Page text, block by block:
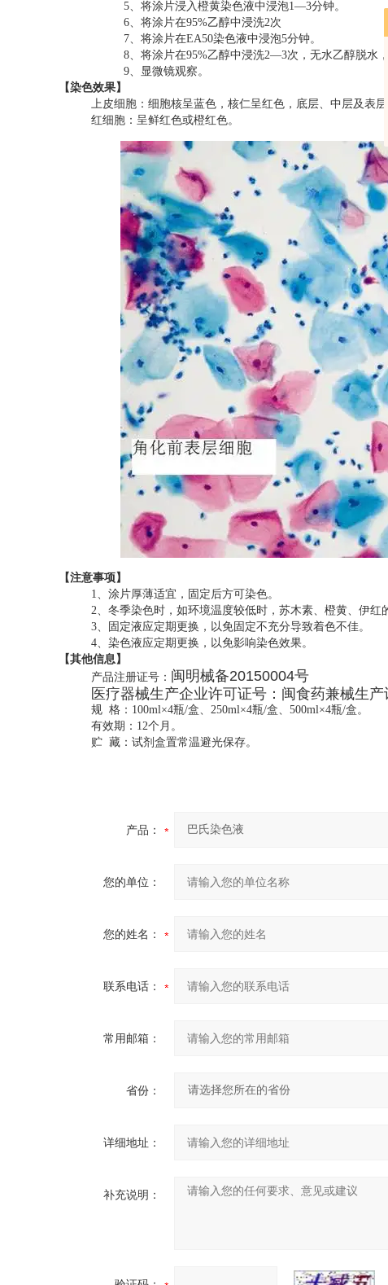
5、将涂片浸入橙黄染色液中浸泡1—3分钟。
6、将涂片在95%乙醇中浸洗2次
7、将涂片在EA50染色液中浸泡5分钟。
8、将涂片在95%乙醇中浸洗2—3次，无水乙醇脱水
9、显微镜观察。
【染色效果】
上皮细胞：细胞核呈蓝色，核仁呈红色，底层、中层及表
红细胞：呈鲜红色或橙红色。
【注意事项】
1、涂片厚薄适宜，固定后方可染色。
2、冬季染色时，如环境温度较低时，苏木素、橙黄、伊红
3、固定液应定期更换，以免固定不充分导致着色不佳。
4、染色液应定期更换，以免影响染色效果。
【其他信息】
产品注册证号： 闽明械备20150004号
医疗器械生产企业许可证号：闽食药兼械生产
规 格：100ml×4瓶/盒、250ml×4瓶/盒、500ml×4瓶/盒。
有效期：12个月。
贮 藏：试剂盒置常温避光保存。
产品：
您的单位：
您的姓名：
联系电话：
常用邮箱：
省份：
详细地址：
补充说明：